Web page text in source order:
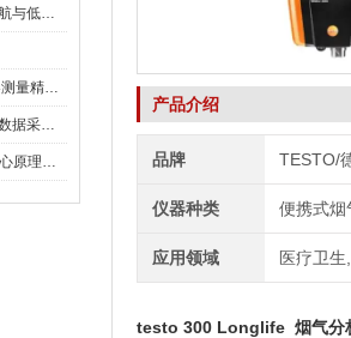
日本图技记录仪的电池续航与低功耗模式适用场景分析
提升GL840-M数据采集器测量精度的操作秘籍
数据采集仪如何助力精准数据采集与分析？​
GL980电压温度记录仪核心原理及行业应用
产品介绍
品牌 TESTO/
仪器种类 便携式烟
应用领域 医疗卫
testo 300 Longlife 烟气分